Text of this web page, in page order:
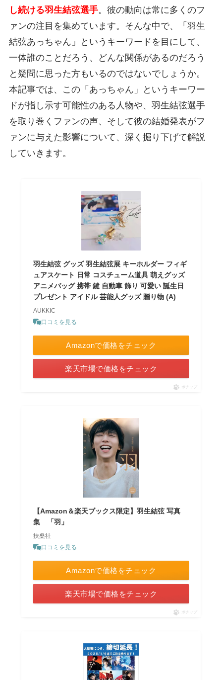
し続ける羽生結弦選手。彼の動向は常に多くのフ
ァンの注目を集めています。そんな中で、「羽生
結弦あっちゃん」というキーワードを目にして、
一体誰のことだろう、どんな関係があるのだろう
と疑問に思った方もいるのではないでしょうか。
本記事では、この「あっちゃん」というキーワー
ドが指し示す可能性のある人物や、羽生結弦選手
を取り巻くファンの声、そして彼の結婚発表がフ
ァンに与えた影響について、深く掘り下げて解説
していきます。
羽生結弦 グッズ 羽生結弦展 キーホルダー フィギ
ュアスケート 日常 コスチューム道具 萌えグッズ
アニメバッグ 携帯 鍵 自動車 飾り 可愛い 誕生日
プレゼント アイドル 芸能人グッズ 贈り物 (A)
AUKKIC
口コミを見る
Amazonで価格をチェック
楽天市場で価格をチェック
ポチップ
【Amazon＆楽天ブックス限定】羽生結弦 写真
集 「羽」
扶桑社
口コミを見る
Amazonで価格をチェック
楽天市場で価格をチェック
ポチップ